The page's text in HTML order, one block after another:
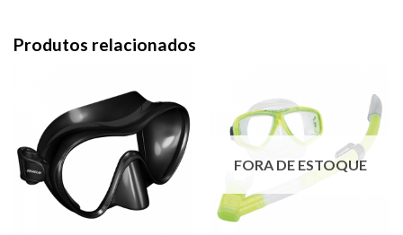
Produtos relacionados
FORA DE ESTOQUE